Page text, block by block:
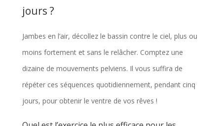
jours ?
Jambes en l’air, décollez le bassin contre le ciel, plus ou
moins fortement et sans le relâcher. Comptez une
dizaine de mouvements pelviens. Il vous suffira de
répéter ces séquences quotidiennement, pendant cinq
jours, pour obtenir le ventre de vos rêves !